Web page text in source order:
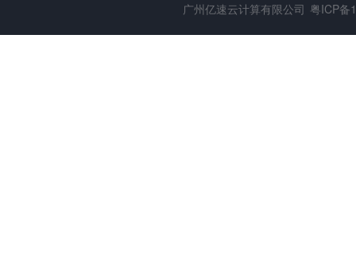
广州亿速云计算有限公司 粤ICP备